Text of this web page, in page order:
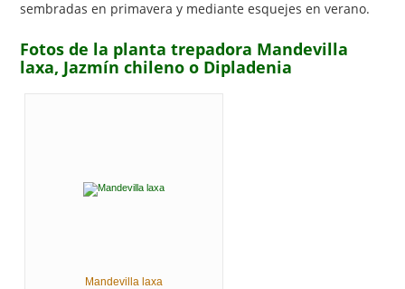
sembradas en primavera y mediante esquejes en verano.
Fotos de la planta trepadora Mandevilla
laxa, Jazmín chileno o Dipladenia
Mandevilla laxa